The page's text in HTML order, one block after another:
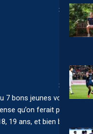
7 bons jeunes vont
qu’on ferait pareil
19 ans, et bien bye